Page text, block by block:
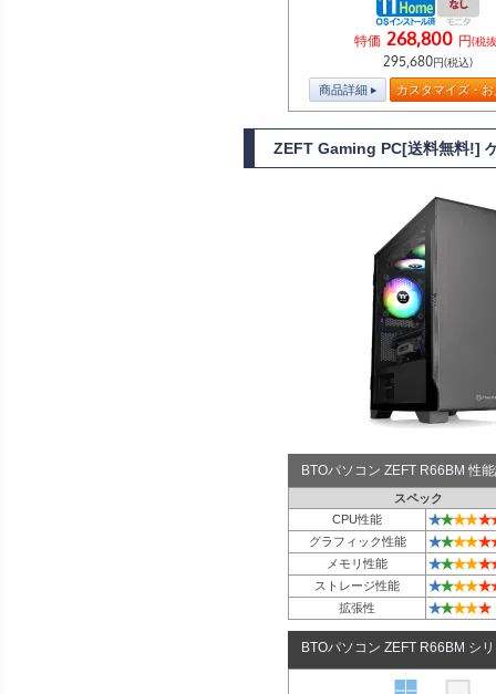
特価 268,800 円(税
295,680円(税込)
商品詳細 カスタマイズ・
ZEFT Gaming PC[送料無料!]
BTOパソコン ZEFT R66BM 性
スペック
CPU性能
★★★★★
グラフィック性能 ★★★★★
メモリ性能 ★★★★★
ストレージ性能 ★★★★★
拡張性 ★★★★★
BTOパソコン ZEFT R66BM シ